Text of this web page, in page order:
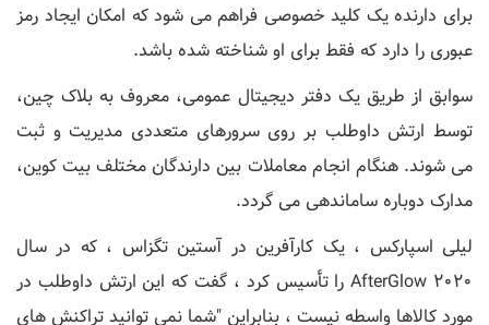
برای دارنده یک کلید خصوصی فراهم می شود که امکان ایجاد رمز
عبوری را دارد که فقط برای او شناخته شده باشد.
سوابق از طریق یک دفتر دیجیتال عمومی، معروف به بلاک چین،
توسط ارتش داوطلب بر روی سرورهای متعددی مدیریت و ثبت
می شوند. هنگام انجام معاملات بین دارندگان مختلف بیت کوین،
مدارک دوباره ساماندهی می گردد.
لیلی اسپارکس ، یک کارآفرین در آستین تگزاس ، که در سال
2020 AfterGlow را تأسیس کرد ، گفت که این ارتش داوطلب در
مورد کالاها واسطه نیست ، بنابراین "شما نمی توانید تراکنش های